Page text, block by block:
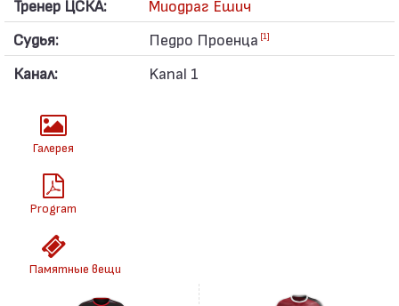
Тренер ЦСКА:
Миодраг Ешич
Судья:
Педро Проенца [1]
Канал: Kanal 1
Галерея
Program
Памятные вещи